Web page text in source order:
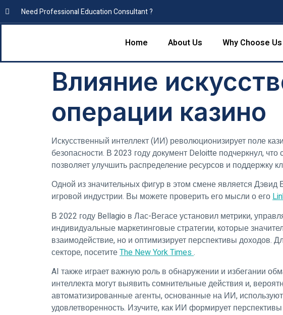
Need Professional Education Consultant ?
Home About Us Why Choose Us
Влияние
операции казино
Искусственный интеллект (ИИ) революционизирует поле
безопасности. В 2023 году документ Deloitte подчеркнул,
позволяет улучшить распределение ресурсов и поддержку
Одной из значительных фигур в этом смене является
игровой индустрии. Вы можете проверить его мысли о его
В 2022 году Bellagio в Лас-Вегасе установил метрики,
индивидуальные маркетинговые стратегии, которые
взаимодействие, но и оптимизирует перспективы доходов.
секторе, посетитеThe New York Times.
AI также играет важную роль в обнаружении и избегании
интеллекта могут выявить сомнительные действия и,
автоматизированные агенты, основанные на ИИ,
удовлетворенность. Изучите, как ИИ формирует